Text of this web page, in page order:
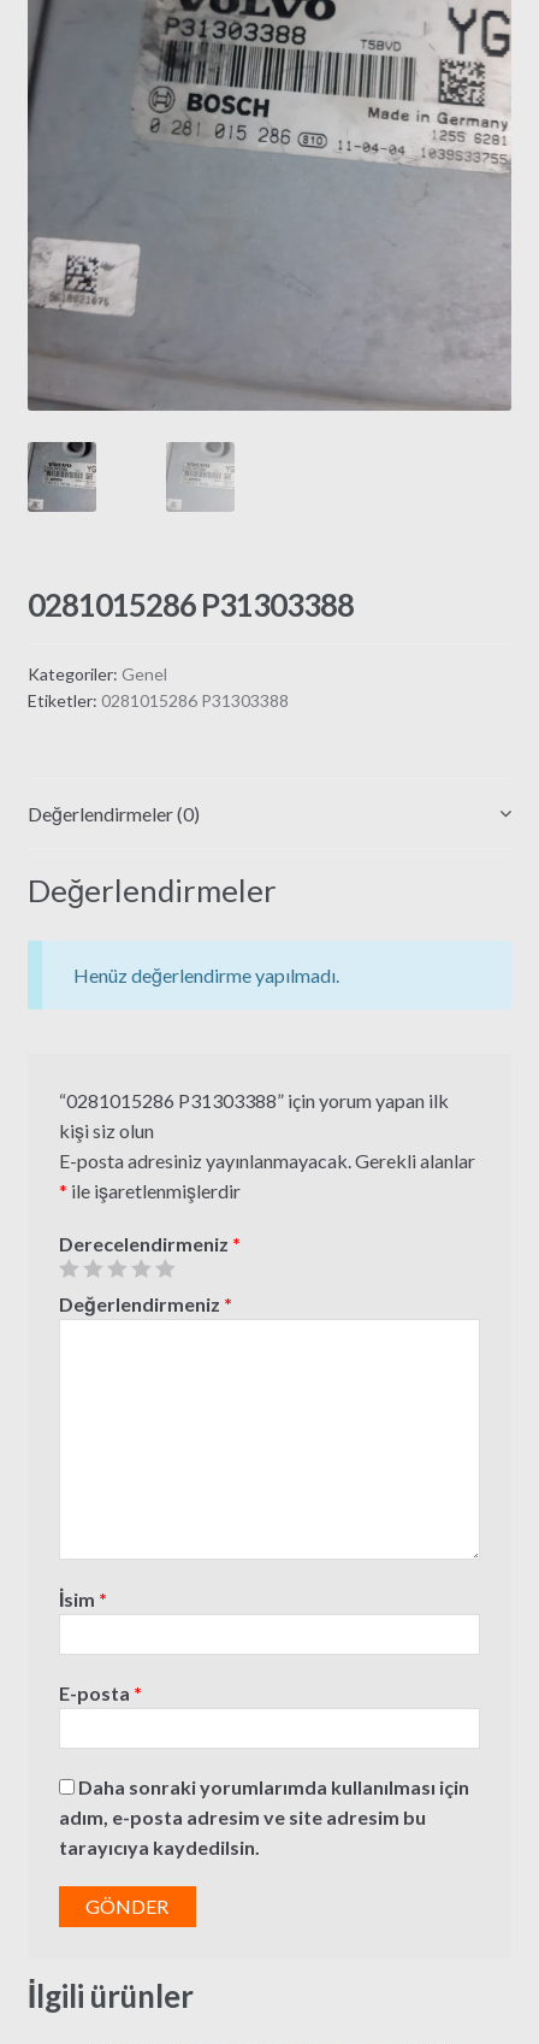
0281015286 P31303388
Kategoriler: Genel
Etiketler: 0281015286 P31303388
Değerlendirmeler (0)
Değerlendirmeler
Henüz değerlendirme yapılmadı.
“0281015286 P31303388” için yorum yapan ilk
kişi siz olun
E-posta adresiniz yayınlanmayacak. Gerekli alanlar
* ile işaretlenmişlerdir
Derecelendirmeniz *
Değerlendirmeniz *
İsim *
E-posta *
Daha sonraki yorumlarımda kullanılması için
adım, e-posta adresim ve site adresim bu
tarayıcıya kaydedilsin.
İlgili ürünler